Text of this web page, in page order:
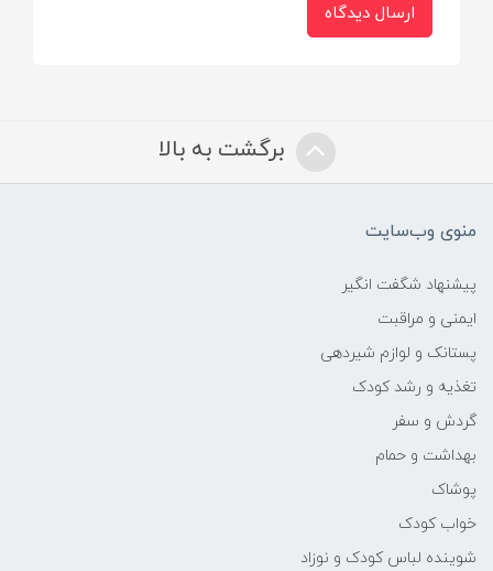
ارسال دیدگاه
برگشت به بالا
منوی وب‌سایت
پیشنهاد شگفت انگیر
ایمنی و مراقبت
پستانک و لوازم شیردهی
تغذیه و رشد کودک
گردش و سفر
بهداشت و حمام
پوشاک
خواب کودک
شوینده لباس کودک و نوزاد